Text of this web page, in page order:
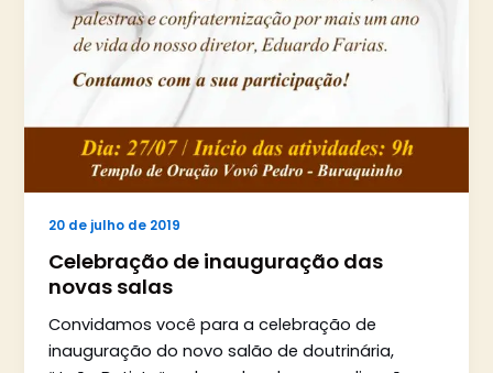
20 de julho de 2019
Celebração de inauguração das
novas salas
Convidamos você para a celebração de
inauguração do novo salão de doutrinária,